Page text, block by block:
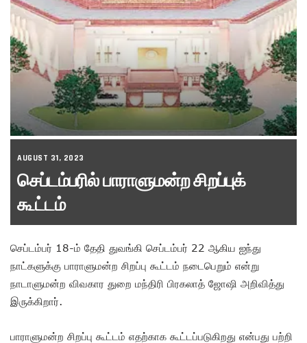
AUGUST 31, 2023
செப்டம்பரில் பாராளுமன்ற சிறப்புக்
கூட்டம்
செப்டம்பர் 18-ம் தேதி துவங்கி செப்டம்பர் 22 ஆகிய ஐந்து
நாட்களுக்கு பாராளுமன்ற சிறப்பு கூட்டம் நடைபெறும் என்று
நாடாளுமன்ற விவகார துறை மந்திரி பிரகலாத் ஜோஷி அறிவித்து
இருக்கிறார்.
பாராளுமன்ற சிறப்பு கூட்டம் எதற்காக கூட்டப்படுகிறது என்பது பற்றி